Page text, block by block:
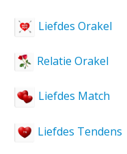
Liefdes Orakel
Relatie Orakel
Liefdes Match
Liefdes Tendens